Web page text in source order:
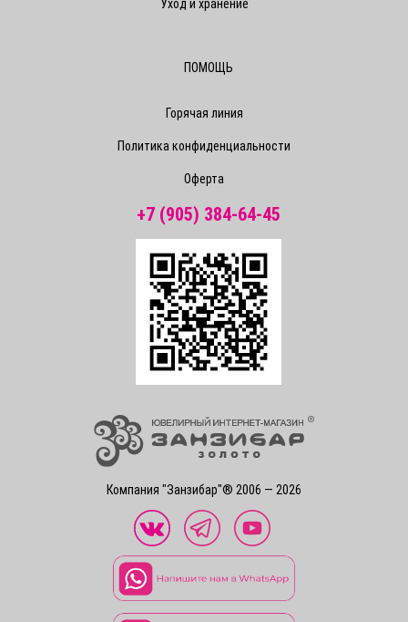
Компания "Занзибар"® 2006 — 2026
Уход и хранение
ПОМОЩЬ
Горячая линия
Политика конфиденциальности
Оферта
+7 (905) 384-64-45